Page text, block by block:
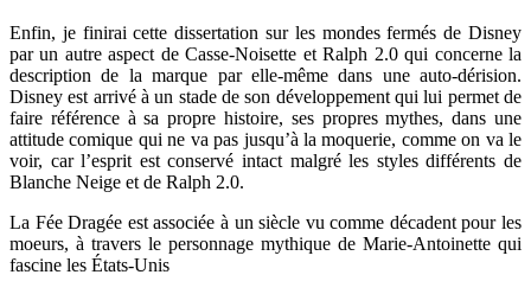
Enfin, je finirai cette dissertation sur les mondes fermés de Disney
par un autre aspect de Casse-Noisette et Ralph 2.0 qui concerne la
description de la marque par elle-même dans une auto-dérision.
Disney est arrivé à un stade de son développement qui lui permet de
faire référence à sa propre histoire, ses propres mythes, dans une
attitude comique qui ne va pas jusqu’à la moquerie, comme on va le
voir, car l’esprit est conservé intact malgré les styles différents de
Blanche Neige et de Ralph 2.0.
La Fée Dragée est associée à un siècle vu comme décadent pour les
moeurs, à travers le personnage mythique de Marie-Antoinette qui
fascine les États-Unis